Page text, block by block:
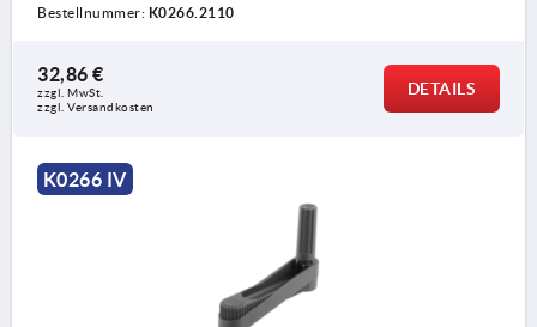
Bestellnummer: K0266.2110
32,86 €
zzgl. MwSt.
zzgl. Versandkosten
DETAILS
K0266 IV